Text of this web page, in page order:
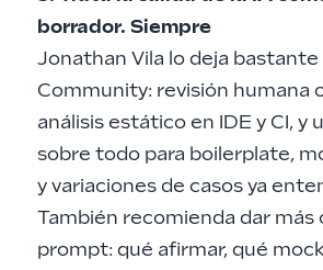
borrador. Siempre
Jonathan Vila lo deja bastante
Community: revisión humana
análisis estático en IDE y CI, y
sobre todo para boilerplate,
y variaciones de casos ya
También recomienda dar
prompt: qué afirmar, qué